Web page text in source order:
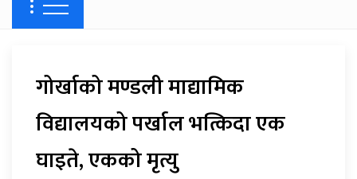
गोर्खाको मण्डली माद्यामिक
विद्यालयको पर्खाल भत्किदा एक
घाइते, एकको मृत्यु